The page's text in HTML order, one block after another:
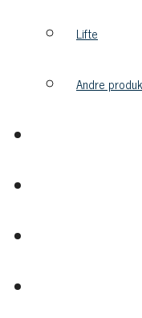
Lifte
Andre